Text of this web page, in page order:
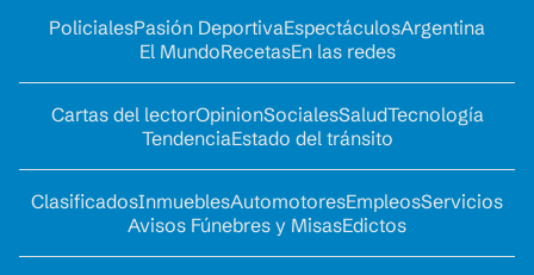
PolicialesPasión DeportivaEspectáculosArgentina
El MundoRecetasEn las redes
Cartas del lectorOpinionSocialesSaludTecnología
TendenciaEstado del tránsito
ClasificadosInmueblesAutomotoresEmpleosServicios
Avisos Fúnebres y MisasEdictos